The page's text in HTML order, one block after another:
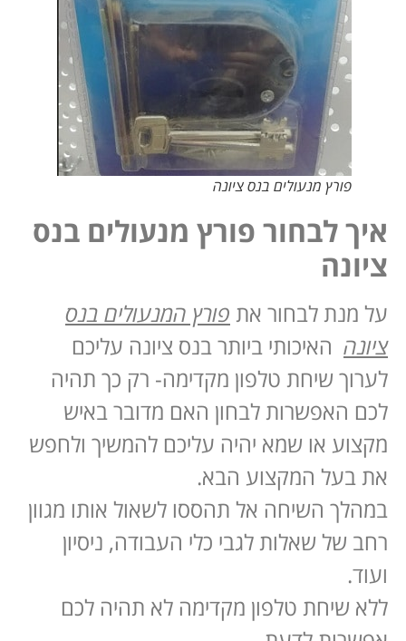
פורץ מנעולים בנס ציונה
איך לבחור פורץ מנעולים בנס
ציונה
על מנת לבחור את פורץ המנעולים בנס
ציונה האיכותי ביותר בנס ציונה עליכם
לערוך שיחת טלפון מקדימה- רק כך תהיה
לכם האפשרות לבחון האם מדובר באיש
מקצוע או שמא יהיה עליכם להמשיך ולחפש
את בעל המקצוע הבא.
במהלך השיחה אל תהססו לשאול אותו מגוון
רחב של שאלות לגבי כלי העבודה, ניסיון
ועוד.
ללא שיחת טלפון מקדימה לא תהיה לכם